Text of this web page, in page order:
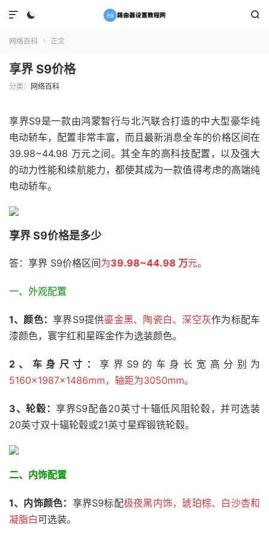
 

网络百科  正文
享界 S9价格
分类： 网络百科
享界S9是一款由鸿蒙智行与北汽联合打造的中大型豪华纯
电动轿车，配置非常丰富，而且最新消息全车的价格区间在
39.98~44.98 万元之间。其全车的高科技配置，以及强大
的动力性能和续航能力，都使其成为一款值得考虑的高端纯
电动轿车。
享界 S9价格是多少
答：享界 S9价格区间为39.98~44.98 万元。
一、外观配置
1、颜色：享界S9提供鎏金黑、陶瓷白、深空灰作为标配车
漆颜色，寰宇红和星晖金作为选装颜色。
2、 车身尺寸：享界S9的车身长宽高分别为
5160×1987×1486mm，轴距为3050mm。
3、轮毂：享界S9配备20英寸十辐低风阻轮毂，并可选装
20英寸双十辐轮毂或21英寸星辉锻铣轮毂。
二、内饰配置
1、 内饰颜色： 享界S9标配极夜黑内饰，琥珀棕、白沙杏和
凝脂白可选装。